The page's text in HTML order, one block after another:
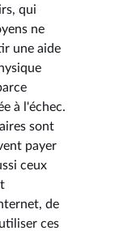
qui
ne
une aide
à l'échec.
sont
payer
ceux
de
ces